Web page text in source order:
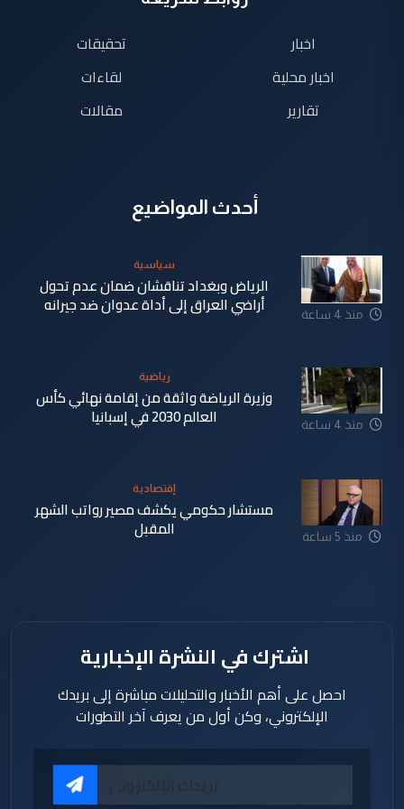
اخبار
اخبار محلية
تقارير
تحقيقات
لقاءات
مقالات
أحدث المواضيع
منذ 4 ساعة
سياسية
الرياض وبغداد تناقشان ضمان عدم تحول
أراضي العراق إلى أداة عدوان ضد جيرانه
منذ 4 ساعة
رياضية
وزيرة الرياضة واثقة من إقامة نهائي كأس
العالم 2030 في إسبانيا
منذ 5 ساعة
إقتصادية
مستشار حكومي يكشف مصير رواتب الشهر
المقبل
اشترك في النشرة الإخبارية
احصل على أهم الأخبار والتحليلات مباشرة إلى بريدك
الإلكتروني، وكن أول من يعرف آخر التطورات